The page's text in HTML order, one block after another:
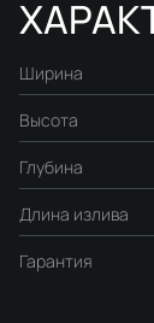
Ширина
Высота
Глубина
Длина излива
Гарантия